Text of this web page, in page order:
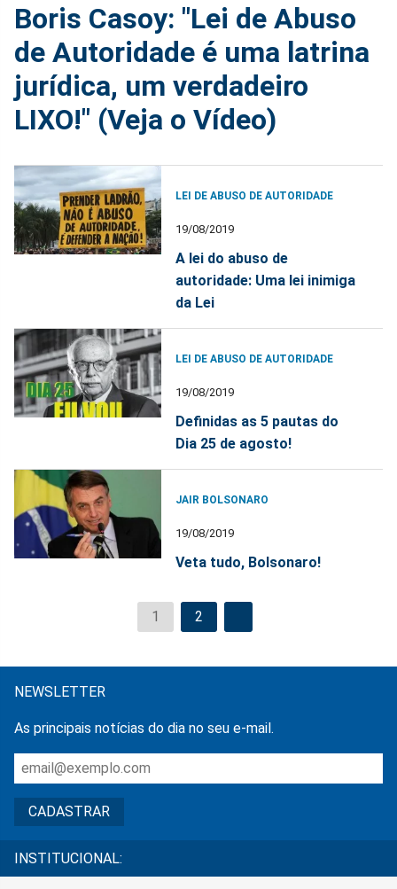
Boris Casoy: "Lei de Abuso
de Autoridade é uma latrina
jurídica, um verdadeiro
LIXO!" (Veja o Vídeo)
LEI DE ABUSO DE AUTORIDADE
19/08/2019
A lei do abuso de
autoridade: Uma lei inimiga
da Lei
LEI DE ABUSO DE AUTORIDADE
19/08/2019
Definidas as 5 pautas do
Dia 25 de agosto!
JAIR BOLSONARO
19/08/2019
Veta tudo, Bolsonaro!
1 2
NEWSLETTER
As principais notícias do dia no seu e-mail.
INSTITUCIONAL: